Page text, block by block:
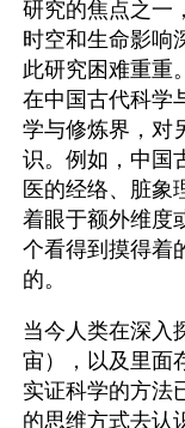
研究的焦点之一
时空和生命影响
此研究困难重重
在中国古代科学
学与修炼界，对
识。例如，中国
医的经络、脏象
着眼于额外维度
个看得到摸得着
的。
当今人类在深入
宙），以及里面
实证科学的方法
的思维方式去认